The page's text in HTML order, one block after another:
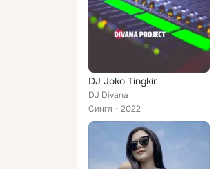
DJ Joko Tingkir
DJ Divana
Сингл
2022